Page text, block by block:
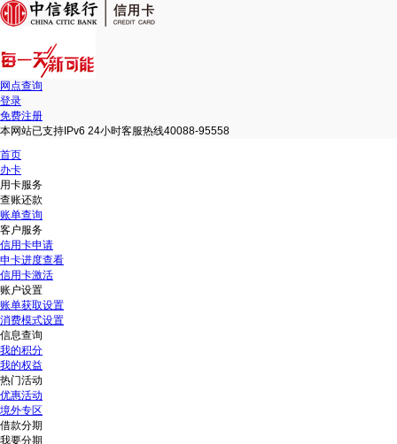
网点查询
登录
免费注册
本网站已支持IPv6 24小时客服热线40088-95558
首页
办卡
用卡服务
查账还款
账单查询
客户服务
信用卡申请
申卡进度查看
信用卡激活
账户设置
账单获取设置
消费模式设置
信息查询
我的积分
我的权益
热门活动
优惠活动
境外专区
借款分期
我要分期